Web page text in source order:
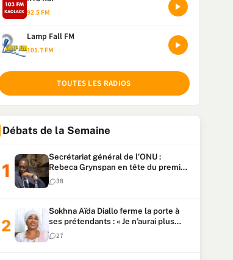
92.5 FM
Lamp Fall FM
101.7 FM
TOUTES LES RADIOS
Débats de la Semaine
Secrétariat général de l’ONU :
Rebeca Grynspan en tête du premier
vote, Macky Sall pointe à la 5ᵉ place
38
Sokhna Aïda Diallo ferme la porte à
ses prétendants : « Je n’aurai plus
jamais un autre mari »
27